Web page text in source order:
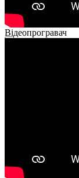
Відеопрогравач